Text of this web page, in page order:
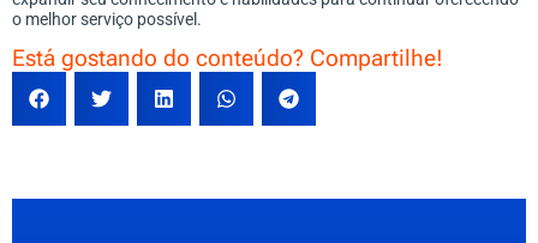
o melhor serviço possível.
Está gostando do conteúdo? Compartilhe!